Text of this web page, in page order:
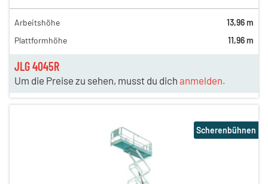
JLG 4045R
Um die Preise zu sehen, musst du dich anmelden.
Arbeitshöhe
13,96 m
Plattformhöhe
11,96 m
Scherenbühnen